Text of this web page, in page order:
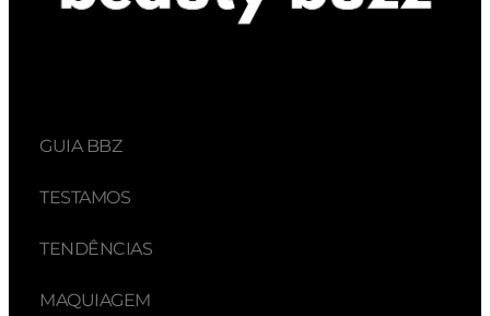
GUIA BBZ
TESTAMOS
TENDÊNCIAS
MAQUIAGEM